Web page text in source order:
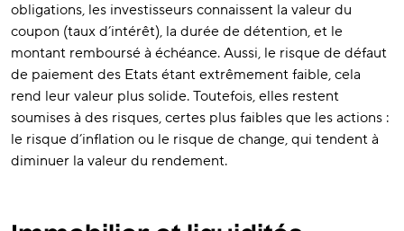
obligations, les investisseurs connaissent la valeur du
coupon (taux d’intérêt), la durée de détention, et le
montant remboursé à échéance. Aussi, le risque de défaut
de paiement des Etats étant extrêmement faible, cela
rend leur valeur plus solide. Toutefois, elles restent
soumises à des risques, certes plus faibles que les actions :
le risque d’inflation ou le risque de change, qui tendent à
diminuer la valeur du rendement.